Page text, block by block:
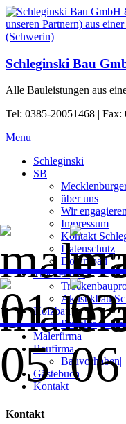
Schleginski Bau
Alle Bauleistungen aus
Tel: 0385-20051468 |
Menu
Schleginski
SB
über uns
Wir
Impressum
Kontakt
Datenschutz
Download
Trockenbau
Akustikbau
Holzbau
Projekte|| - die
Malerfirma
Baufirma
Gästebuch
Kontakt
Kontakt